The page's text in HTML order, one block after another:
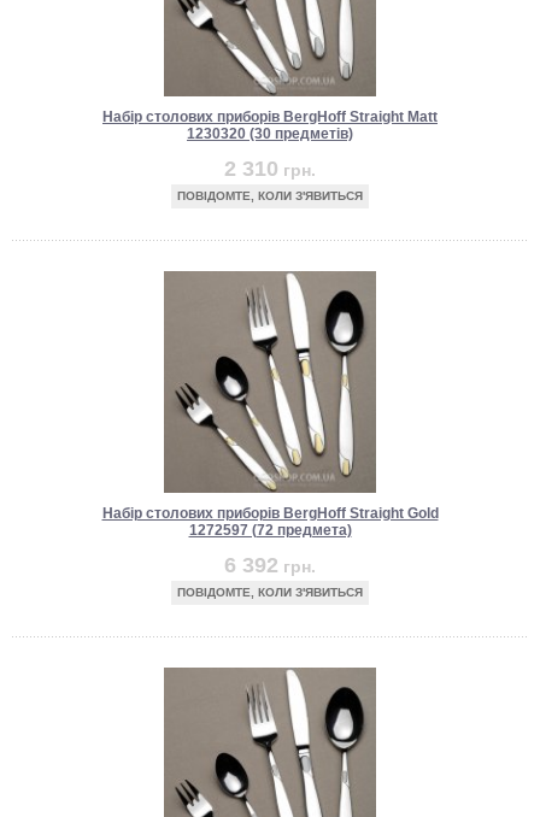
Набір столових приборів BergHoff Straight Matt
1230320 (30 предметів)
2 310 грн.
ПОВІДОМТЕ, КОЛИ З'ЯВИТЬСЯ
Набір столових приборів BergHoff Straight Gold
1272597 (72 предмета)
6 392 грн.
ПОВІДОМТЕ, КОЛИ З'ЯВИТЬСЯ